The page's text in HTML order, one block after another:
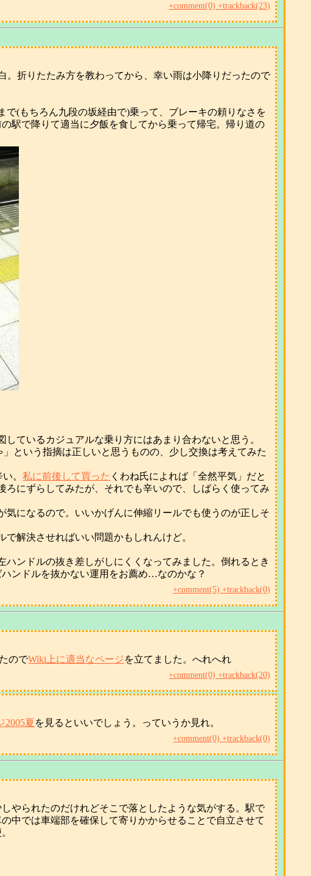
+comment(0) +trackback(23)
。折りたたみ方を教わってから、幸い雨は小降りだったので
(もちろん九段の坂経由で)乗って、ブレーキの頼りなさを
駅で降りて適当に夕飯を食してから乗って帰宅。帰り道の
ているカジュアルな乗り方にはあまり合わないと思う。
という指摘は正しいと思うものの、少し交換は考えてみた
い。私に前後して買った くわね氏によれば「全然平気」だと
にずらしてみたが、それでも辛いので、しばらく使ってみ
になるので。いいかげんに伸縮リールでも使うのが正しそ
解決させればいい問題かもしれんけど。
ンドルの抜き差しがしにくくなってみました。倒れるとき
ンドルを抜かない運用をお薦め…なのかな？
+comment(5) +trackback(0)
のでWiki上に適当なページを立てました。へれへれ
+comment(0) +trackback(20)
2005夏を見るといいでしょう。っていうか見れ。
+comment(0) +trackback(0)
やられたのだけれどそこで落としたような気がする。駅で
中では車端部を確保して寄りかからせることで自立させて